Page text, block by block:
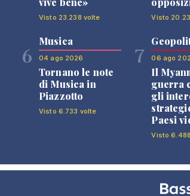
Visto 23.238 volte Visto
6
Musica
04 ago 2026
Tornano le note
di Musica in
Piazzotto
Visto 6.733 volte
7 06 ago
Il
guerra
gli
Paesi
Visto